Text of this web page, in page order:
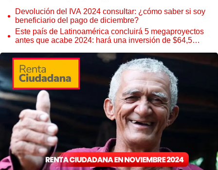
Devolución del IVA 2024 consultar: ¿cómo saber si soy
beneficiario del pago de diciembre?
Este país de Latinoamérica concluirá 5 megaproyectos
antes que acabe 2024: hará una inversión de $64,5